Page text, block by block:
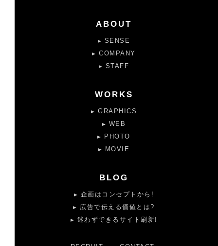
ABOUT
SENSE
COMPANY
STAFF
WORKS
GRAPHICS
WEB
PHOTO
MOVIE
BLOG
企画はコンセプトから!
広告で伝える価値とは?
迷わずできるサイト刷新!